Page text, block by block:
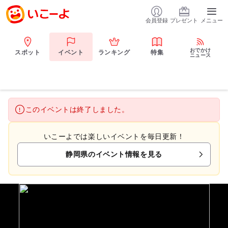
会員登録 プレゼント メニュー
スポット イベント ランキング 特集
おでかけ
ニュース
このイベントは終了しました。
いこーよでは楽しいイベントを毎日更新！
静岡県のイベント情報を見る